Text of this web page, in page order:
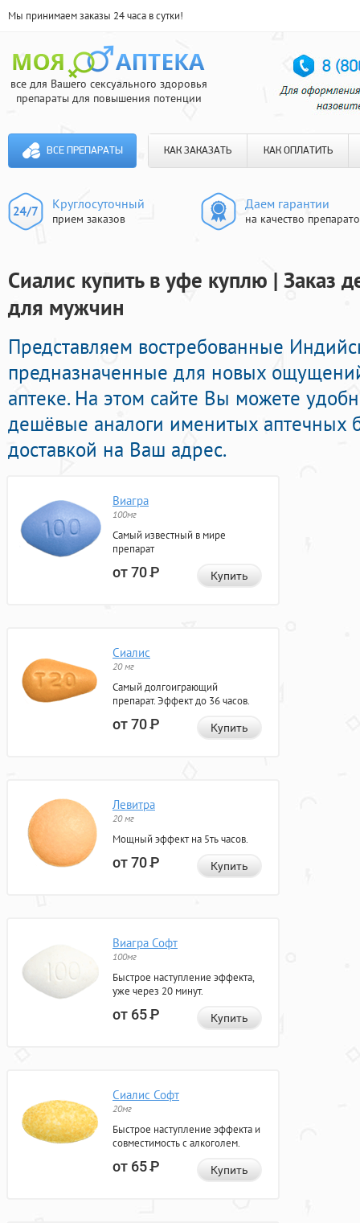
Мы принимаем заказы 24 часа в сутки!
все для Вашего сексуального здоровья
препараты для повышения потенции
ВСЕ ПРЕПАРАТЫ КАК ЗАКАЗАТЬ КАК ОПЛАТИТЬ
Круглосуточный
прием заказов
Даем гарантии
на качество
Сиалис купить в уфе куплю | Заказ
для мужчин
Представляем востребованные
предназначенные для новых
аптеке. На этом сайте Вы можете
дешёвые аналоги именитых аптечных
доставкой на Ваш адрес.
Виагра
100мг
Самый известный в мире
препарат
от 70Р Купить
Сиалис
20 мг
Самый долгоиграющий
препарат. Эффект до 36 часов.
от 70Р Купить
Левитра
20 мг
Мощный эффект на 5ть часов.
от 70Р Купить
Виагра Софт
100мг
Быстрое наступление эффекта,
уже через 20 минут.
от 65Р Купить
Сиалис Софт
20мг
Быстрое наступление эффекта и
совместимость с алкоголем.
от 65Р Купить